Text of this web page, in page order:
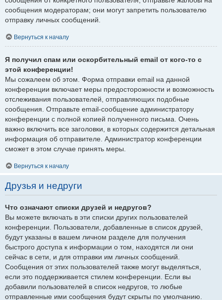
сообщения модераторам; они могут запретить пользователю
отправку личных сообщений.
Вернуться к началу
Я получил спам или оскорбительный email от кого-то с
этой конференции!
Мы сожалеем об этом. Форма отправки email на данной
конференции включает меры предосторожности и возможность
отслеживания пользователей, отправляющих подобные
сообщения. Отправьте email-сообщение администратору
конференции с полной копией полученного письма. Очень
важно включить все заголовки, в которых содержится детальная
информация об отправителе. Администратор конференции
сможет в этом случае принять меры.
Вернуться к началу
Друзья и недруги
Что означают списки друзей и недругов?
Вы можете включать в эти списки других пользователей
конференции. Пользователи, добавленные в список друзей,
будут указаны в вашем личном разделе для получения
быстрого доступа к информации о том, находятся ли они
сейчас в сети, и для отправки им личных сообщений.
Сообщения от этих пользователей также могут выделяться,
если это поддерживается стилем конференции. Если вы
добавили пользователей в список недругов, то любые
отправленные ими сообщения будут скрыты по умолчанию.